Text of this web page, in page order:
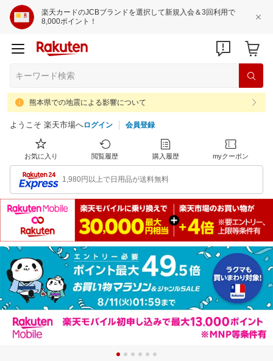
楽天カードのJCBブランドを選択して新規入会＆3回利用で
8,000ポイント！
熊本県での地震による影響について
ようこそ 楽天市場へログイン 会員登録
お気に入り 閲覧履歴 購入履歴 myクーポン
1,980円以上で日用品が送料無料